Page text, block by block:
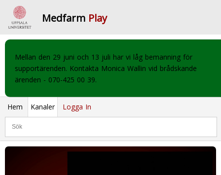
Medfarm Play
Mellan den 29 juni och 13 juli har vi låg bemanning för
supportärenden. Kontakta Monica Wallin vid brådskande
ärenden - 070-425 00 39.
Hem Kanaler Logga In